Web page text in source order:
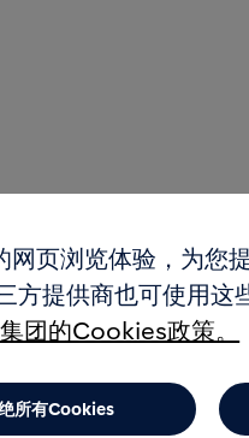
页浏览体验，为您
方提供商也可使用
团的Cookies政策。
所有Cookies